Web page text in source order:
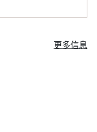
更多信息